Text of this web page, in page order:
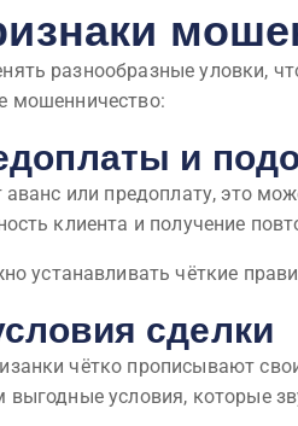
разнообразные уловки,
мошенничество:
и
аванс или предоплату, это
клиента и получение
устанавливать чёткие
сделки
чётко прописывают
выгодные условия, которые